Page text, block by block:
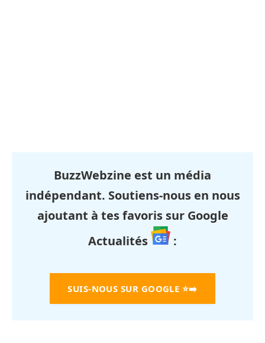
BuzzWebzine est un média
indépendant. Soutiens-nous en nous
ajoutant à tes favoris sur Google
Actualités
:
SUIS-NOUS SUR GOOGLE ⭐➡️